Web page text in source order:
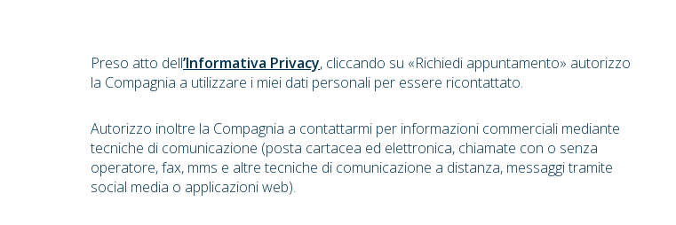
Preso atto dell’Informativa Privacy, cliccando su «Richiedi appuntamento» autorizzo
la Compagnia a utilizzare i miei dati personali per essere ricontattato.
Autorizzo inoltre la Compagnia a contattarmi per informazioni commerciali mediante
tecniche di comunicazione (posta cartacea ed elettronica, chiamate con o senza
operatore, fax, mms e altre tecniche di comunicazione a distanza, messaggi tramite
social media o applicazioni web).